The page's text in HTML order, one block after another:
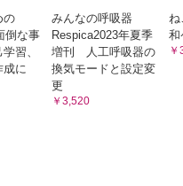
ち，高齢者の状況を考慮した対応
鎮痛薬が処方されない
施のために，毎回身体拘束が行われ
超高齢者に対し，家族が延命治療・救
慮するために，在宅で終末期を過ごし
険が伴うのに…
の努力が行われていない
を進めていいの？
を見直さなくていいの？
の
な事
習、
に
みんなの呼吸器
Respica2023年夏季
増刊 人工呼吸器の
換気モードと設定変
更
￥3,520
ね
和